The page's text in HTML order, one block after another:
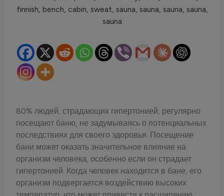
80% людей, страдающих гипертонией, регулярно
посещают баню, не задумываясь о потенциальных
последствиях для своего здоровья. Посещение
бани может оказать значительное влияние на
организм человека, особенно если он страдает
гипертонией. Когда человек находится в бане, его
организм подвергается воздействию высоких